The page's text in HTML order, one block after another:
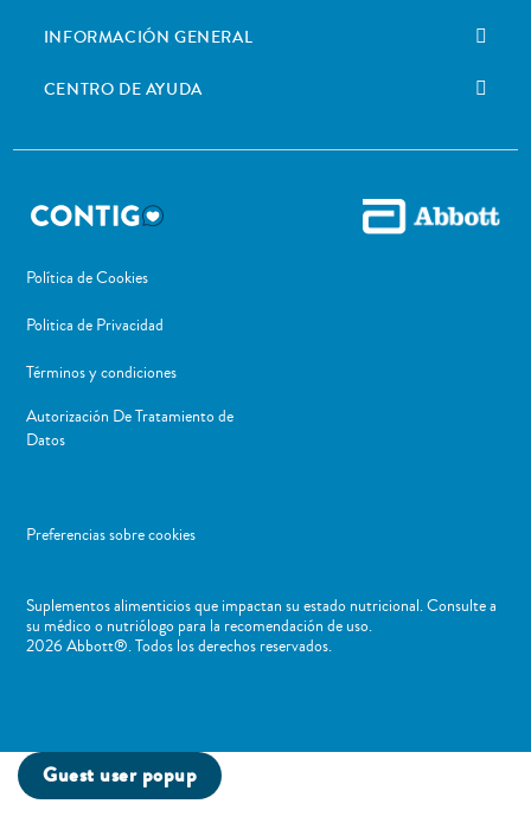
INFORMACIÓN GENERAL
CENTRO DE AYUDA
Política de Cookies
Politica de Privacidad
Términos y condiciones
Autorización De Tratamiento de
Datos
Preferencias sobre cookies
Suplementos alimenticios que impactan su estado nutricional. Consulte a
su médico o nutriólogo para la recomendación de uso. ​
2026 Abbott®. Todos los derechos reservados.
Guest user popup